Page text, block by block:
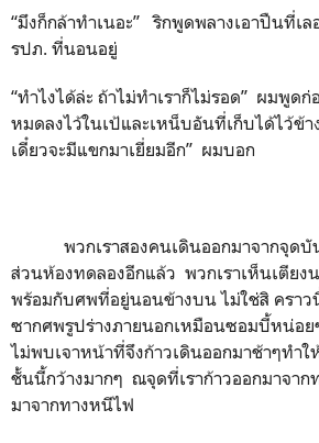
“มึงก็กล้าทำเนอะ” ริกพูดพลางเอาปืนที่เล
รปภ. ที่นอนอยู่
“ทำไงได้ล่ะ ถ้าไม่ทำเราก็ไม่รอด” ผมพูด
หมดลงไว้ในเป้และเหน็บอันที่เก็บได้ไว้ข้า
เดี๋ยวจะมีแขกมาเยี่ยมอีก” ผมบอก
พวกเราสองคนเดินออกมาจากจุดบัน
ส่วนห้องทดลองอีกแล้ว พวกเราเห็นเตียง
พร้อมกับศพที่อยู่นอนข้างบน ไม่ใช่สิ ครา
ซากศพรูปร่างภายนอกเหมือนซอมบี้หน่อย
ไม่พบเจาหน้าที่จึงก้าวเดินออกมาช้าๆทำ
ชั้นนี้กว้างมากๆ ณจุดที่เราก้าวออกมาจาก
มาจากทางหนีไฟ